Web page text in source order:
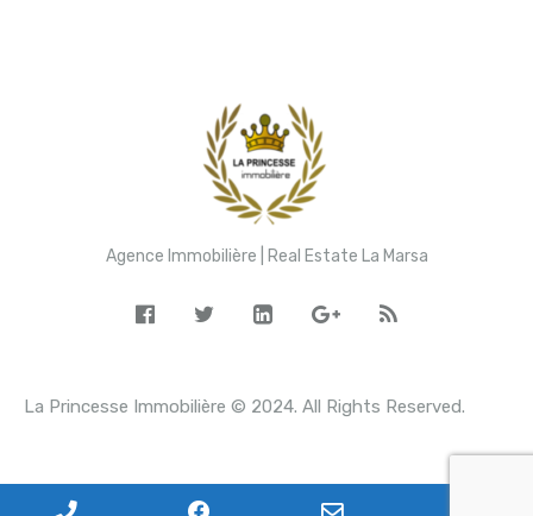
Agence Immobilière | Real Estate La Marsa
La Princesse Immobilière © 2024. All Rights Reserved.